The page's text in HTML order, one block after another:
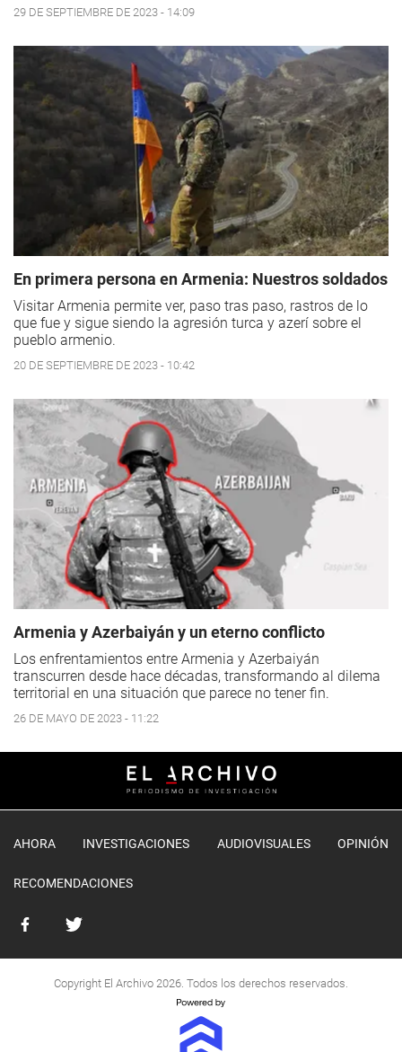
29 DE SEPTIEMBRE DE 2023 - 14:09
En primera persona en Armenia: Nuestros soldados
Visitar Armenia permite ver, paso tras paso, rastros de lo
que fue y sigue siendo la agresión turca y azerí sobre el
pueblo armenio.
20 DE SEPTIEMBRE DE 2023 - 10:42
Armenia y Azerbaiyán y un eterno conflicto
Los enfrentamientos entre Armenia y Azerbaiyán
transcurren desde hace décadas, transformando al dilema
territorial en una situación que parece no tener fin.
26 DE MAYO DE 2023 - 11:22
AHORA INVESTIGACIONES AUDIOVISUALES OPINIÓN
RECOMENDACIONES
Copyright El Archivo 2026. Todos los derechos reservados.